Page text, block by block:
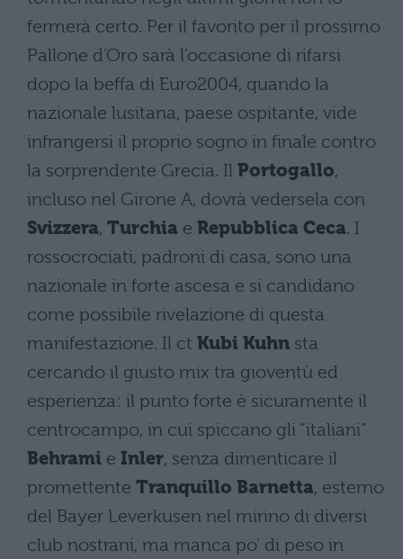
fermerà certo. Per il favorito per il prossimo
Pallone d’Oro sarà l’occasione di rifarsi
dopo la beffa di Euro2004, quando la
nazionale lusitana, paese ospitante, vide
infrangersi il proprio sogno in finale contro
la sorprendente Grecia. Il Portogallo,
incluso nel Girone A, dovrà vedersela con
Svizzera, Turchia e Repubblica Ceca. I
rossocrociati, padroni di casa, sono una
nazionale in forte ascesa e si candidano
come possibile rivelazione di questa
manifestazione. Il ct Kubi Kuhn sta
cercando il giusto mix tra gioventù ed
esperienza: il punto forte è sicuramente il
centrocampo, in cui spiccano gli “italiani”
Behrami e Inler, senza dimenticare il
promettente Tranquillo Barnetta, esterno
del Bayer Leverkusen nel mirino di diversi
club nostrani, ma manca po’ di peso in